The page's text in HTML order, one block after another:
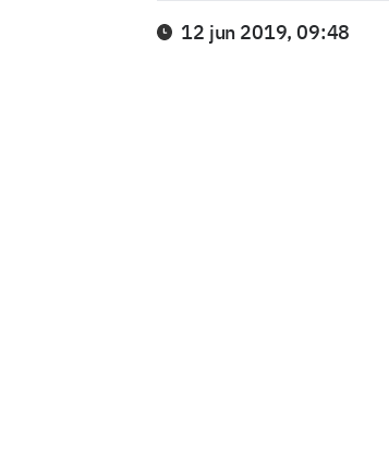
12 jun 2019, 09:48